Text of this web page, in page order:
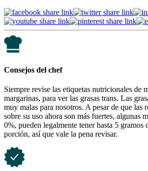
Consejos del chef
Siempre revise las etiquetas nutricionales de
margarinas, para ver las grasas trans. Las
muy malas para nosotros. A pesar de que las
sobre su uso ahora son más fuertes, algunas
0%, pueden legalmente tener hasta 5 gramos
porción, así que vale la pena revisar.